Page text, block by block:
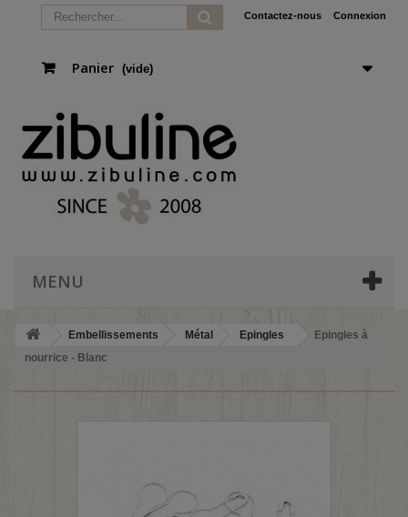
Connexion
Contactez-nous
Panier (vide)
MENU
Embellissements Métal Epingles
Epingles à
nourrice - Blanc